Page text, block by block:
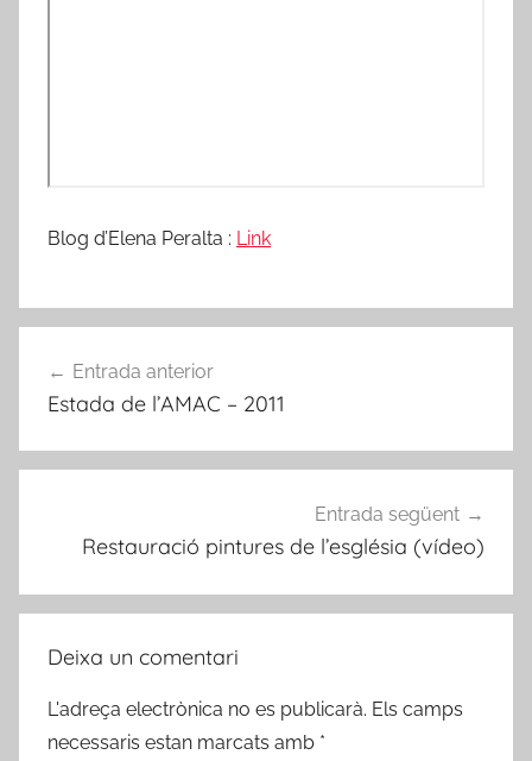
Blog d’Elena Peralta : Link
d'entrades
Entrada anterior
Estada de l’AMAC – 2011
Entrada següent
Restauració pintures de l’església (vídeo)
Deixa un comentari
L'adreça electrònica no es publicarà. Els camps
necessaris estan marcats amb *